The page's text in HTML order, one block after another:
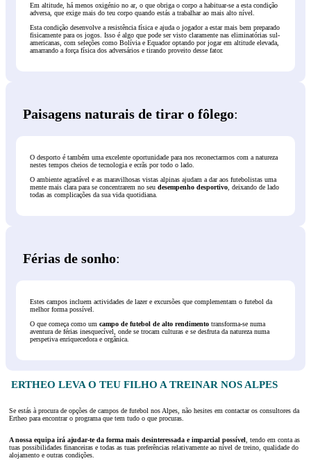
Em altitude, há menos oxigénio no ar, o que obriga o corpo a habituar-se a esta condição
adversa, que exige mais do teu corpo quando estás a trabalhar ao mais alto nível.
Esta condição desenvolve a resistência física e ajuda o jogador a estar mais bem preparado
fisicamente para os jogos. Isso é algo que pode ser visto claramente nas eliminatórias sul-
americanas, com seleções como Bolívia e Equador optando por jogar em altitude elevada,
amarrando a força física dos adversários e tirando proveito desse fator.
Paisagens naturais de tirar o fôlego:
O desporto é também uma excelente oportunidade para nos reconectarmos com a natureza
nestes tempos cheios de tecnologia e ecrãs por todo o lado.
O ambiente agradável e as maravilhosas vistas alpinas ajudam a dar aos futebolistas uma
mente mais clara para se concentrarem no seu desempenho desportivo , deixando de lado
todas as complicações da sua vida quotidiana.
Férias de sonho:
Estes campos incluem actividades de lazer e excursões que complementam o futebol da
melhor forma possível.
O que começa como um campo de futebol de alto rendimento transforma-se numa
aventura de férias inesquecível, onde se trocam culturas e se desfruta da natureza numa
perspetiva enriquecedora e orgânica.
ERTHEO LEVA O TEU FILHO A TREINAR NOS ALPES
Se estás à procura de opções de campos de futebol nos Alpes, não hesites em contactar os consultores da
Ertheo para encontrar o programa que tem tudo o que procuras.
A nossa equipa irá ajudar-te da forma mais desinteressada e imparcial possível , tendo em conta as
tuas possibilidades financeiras e todas as tuas preferências relativamente ao nível de treino, qualidade do
alojamento e outras condições.